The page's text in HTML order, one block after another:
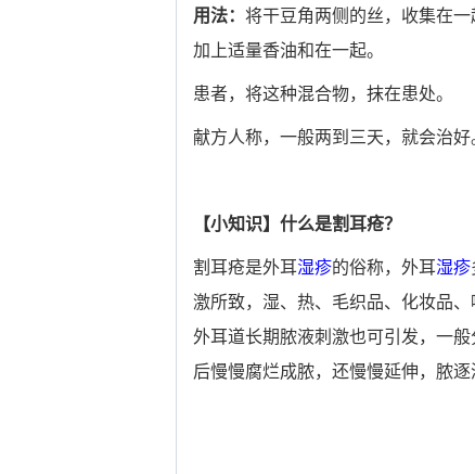
用法： 将干豆角两侧的丝，收集在
加上适量香油和在一起。
患者，将这种混合物，抹在患处。
献方人称，一般两到三天，就会治好
【小知识】什么是割耳疮？
割耳疮是外耳湿疹的俗称，外耳湿疹
激所致，湿、热、毛织品、化妆品、
外耳道长期脓液刺激也可引发，一
后慢慢腐烂成脓，还慢慢延伸，脓逐